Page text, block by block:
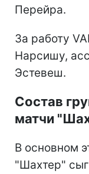
Перейра.
За работу
Нарсишу,
Эстевеш.
Состав
матчи
В основном
"Шахтер"